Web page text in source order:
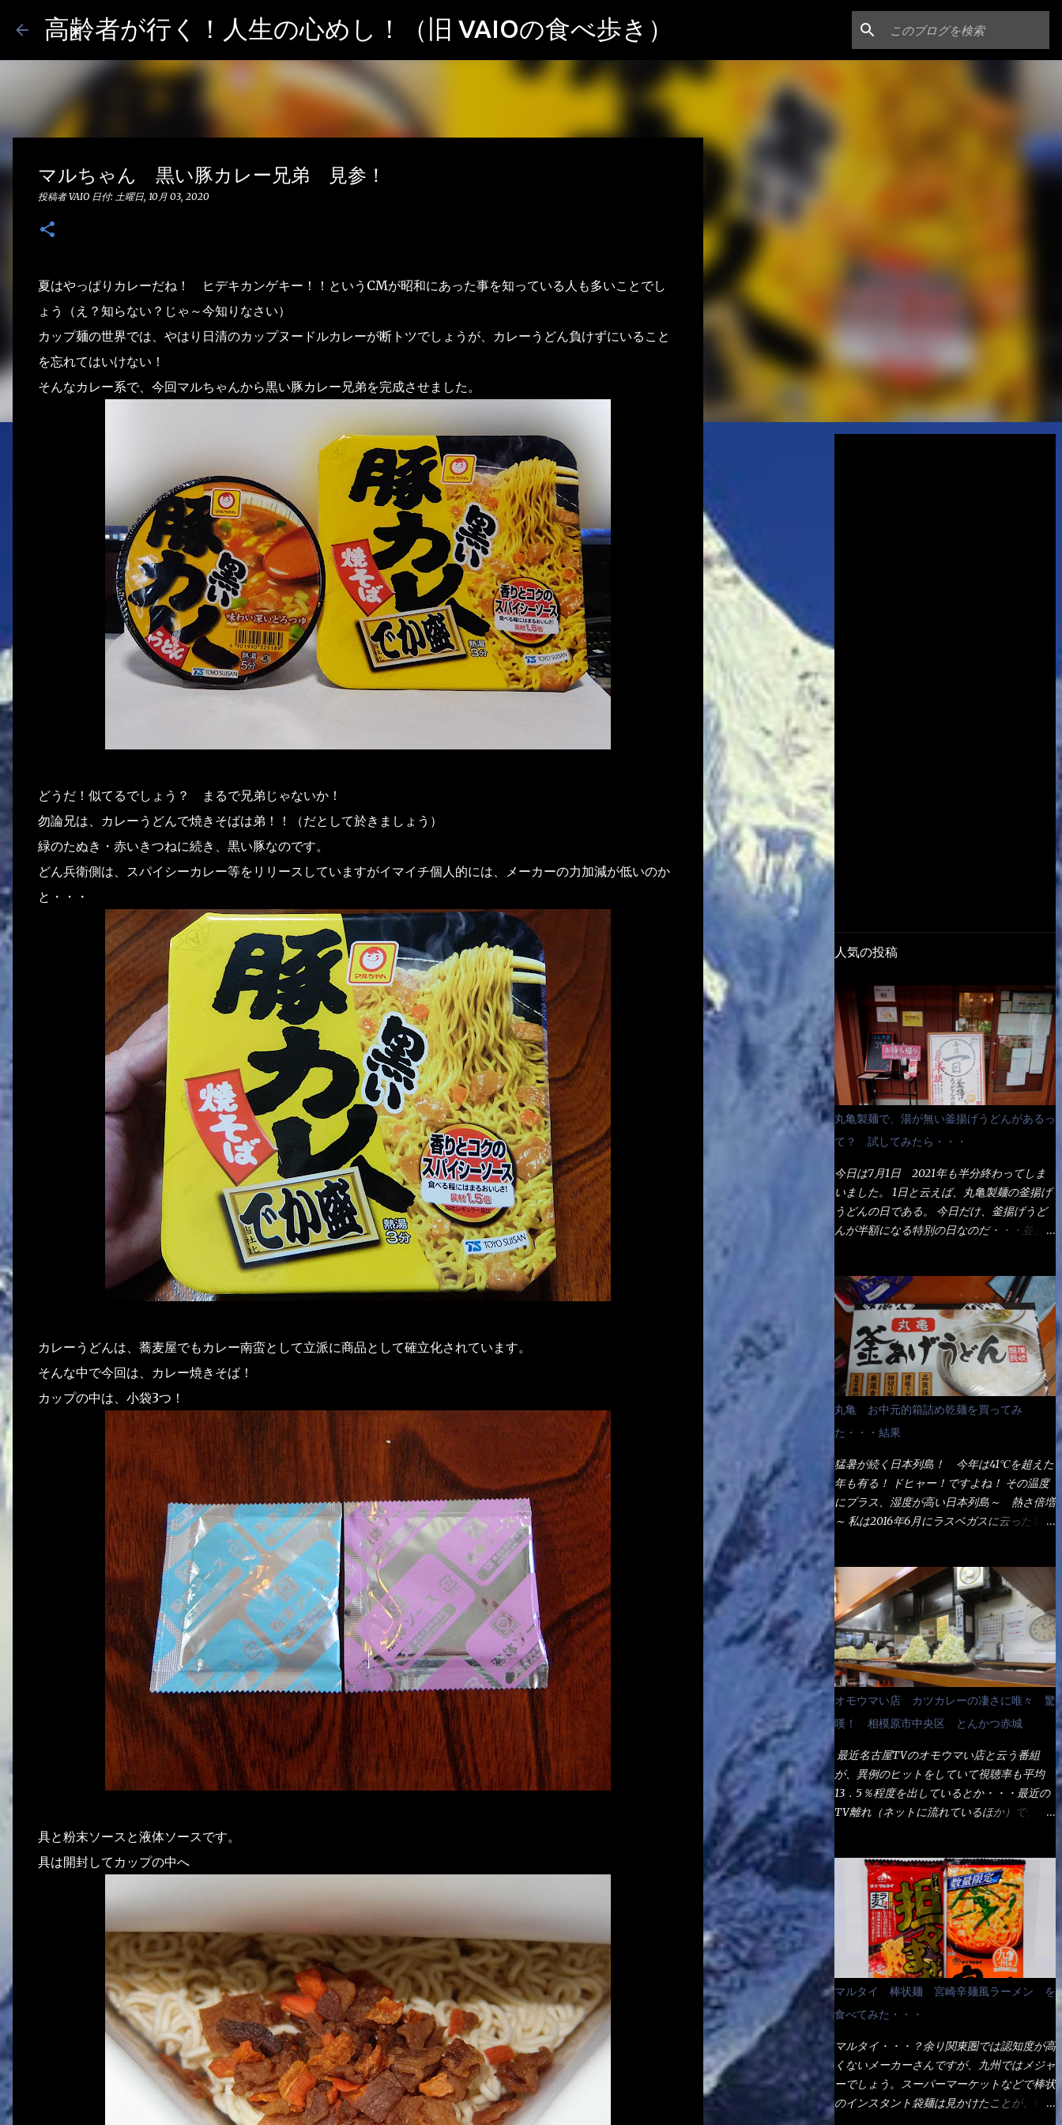
スキップしてメイン コンテンツに移動
高齢者が行く！人生の心めし！（旧 VAIOの食べ歩き）
マルちゃん 黒い豚カレー兄弟 見参！
投稿者VAIO 日付: 土曜日, 10月 03, 2020
夏はやっぱりカレーだね！ ヒデキカンゲキー！！というCMが昭和にあった事を知っている人も多いことでし
ょう（え？知らない？じゃ～今知りなさい）
カップ麺の世界では、やはり日清のカップヌードルカレーが断トツでしょうが、カレーうどん負けずにいること
を忘れてはいけない！
そんなカレー系で、今回マルちゃんから黒い豚カレー兄弟を完成させました。
どうだ！似てるでしょう？ まるで兄弟じゃないか！
勿論兄は、カレーうどんで焼きそばは弟！！（だとして於きましょう）
緑のたぬき・赤いきつねに続き、黒い豚なのです。
どん兵衛側は、スパイシーカレー等をリリースしていますがイマイチ個人的には、メーカーの力加減が低いのか
と・・・
カレーうどんは、蕎麦屋でもカレー南蛮として立派に商品として確立化されています。
そんな中で今回は、カレー焼きそば！
カップの中は、小袋3つ！
具と粉末ソースと液体ソースです。
具は開封してカップの中へ
人気の投稿
丸亀製麺で、湯が無い釜揚げうどんがあるっ
て？ 試してみたら・・・
今日は7月1日 2021年も半分終わってしま
いました。 1日と云えば、丸亀製麺の釜揚げ
うどんの日である。 今日だけ、釜揚げうど
んが半額になる特別の日なのだ・・・並盛
いことが2つある！ 1つめは釜揚げうどんの
湯が無い注文が通るか？ 釜揚げうどんは、
木の桶に茹で湯と共に＜うどん＞が泳いでる
～ でもコレって食べきるまで湯に浸かって
いるわけで、最初と最後では麺の固さという
かコシが違う！ だったら湯なんか要らない
じゃん！ 茹で上げ直後の麺だけいいよ！と
なるでしょう。 事前にググって調べたら、
やっぱり＜湯無し＞注文は、裏注文方法とし
てあるらしい。 それと店員によっては、理
解出来ない者も居るらしい云う事。 そこで
ランチ混雑前に、行くのが店への配慮でもあ
る。 11:20 店内に入り・・・『釜揚げうど
し？』（これだ全く理解していないな） す
ると茹で方の若い女性店員が『いい！い
い！！』とオッサンを向こうへやった。 で
サッサと、木桶を用意してうどんだけ入れて
出して来ました。 な～るほど、この事
か・・・ で今日の2021年後半1回目のサラメ
シです。 見事に木桶には湯が入っていな
い、UDONだけです。 しかし、この木桶デ
カイなぁ～ 試したいこと残りの1つが＜得＞
大しか食べていないからね、得がどれくらい
の満腹度になるのか？ この得サイズの木桶
は、銭湯で使う洗い桶サイズだなぁ～ この
木桶サイズに、満々と湯が注がれていたら食
これなら茹で上がった直後のままで、食べ進
められるじゃないか！ 別皿で、葱と天かす
を満タンに用意して、山葵も2つ。 それに湯
が無い利点として、汁が薄まらない！ これ
だよ、これ！！ 湯があると、うどんと共に
汁の方へ湯までも入ってしまう。つまりラー
メンの麺にスープが絡む現象ですな。 結
局、伸びずに汁も薄らむこともなく・・最後
の方で＜だし汁＞を少し追加しました。 腹
収まったし満足達成度100％ 苦しいと云う事
も無いな！ まだ鶏天1個位は入りそうだ
ね。 と云う事で、今回＜釜揚げうどんの湯
無し＞を試したら、確...
丸亀 お中元的箱詰め乾麺を買ってみ
た・・・結果
猛暑が続く日本列島！ 今年は41℃を超えた
年も有る！ ドヒャー！ですよね！ その温度
にプラス、湿度が高い日本列島～ 熱さ倍増
～ 私は2016年6月にラスベガスに云った事が
無いね） 処で今日は何だ！？これです。 丸
亀 釜あげうどん！ 日本には、お中元とお
歳暮という古来からの風習がある。 お中元
は、丁度お盆の夏場に日頃お世話になってい
る方への＜ご挨拶＞としての贈り物の習慣で
す。 今では、大分廃れてしまっているか
と・・・小生もお中元やお歳暮など送った事
は無い！（キッパリ） まぁ～この慣習が残
っているのは、官公庁や超大手企業戦士（昇
進目的）などの世界でしょう。 要は、ゴマ
スリ・・・てな感じかな。 丸亀製麺と云え
ば、大阪誕生→全国区（北海道と沖縄は？）
へ広がった、讃岐饂飩チェーン店大手といっ
舗に寄って違う！と云う人も居るらしい・・
そんな大手讃岐饂飩チェーン店と関係がある
のか？ 箱詰め乾麺！ このパッケージから
すれば、間違いなく贈答用目的でしょう。
そんな贈答用箱詰め饂飩・・・またもやメガ
ドンキで発見し購入！ 中身は、この様な状
態です。 乾麺の束が6束／一パックになって
おり、それが3袋入りです。 18束入りという
わけですね！900ｇの容量となり、1束／50
Amazonで1280円と云った感じです。 で私
は幾らで、メガドンキでゲットしたかって？
それは非常に言いづらい・・・色々と各方面
へ忖度して、激安だったとだけ申し上げまし
オモウマい店 カツカレーの凄さに唯々 驚
嘆！ 相模原市中央区 とんかつ赤城
最近名古屋TVのオモウマい店と云う番組
が、異例のヒットをしていて視聴率も平均
13．5％程度を出しているとか・・・最近の
TV離れ（ネットに流れているほか）で、こ
あった！ とんかつ赤城！ 老齢の女性がメ
インで調理場を仕切、老齢の男性が脇をサポ
ートし最近は若い女性がオーダーや片付けを
担当している。 まずはこれを見て欲しい！
カウンターに置かれた＜お皿＞である。 直
ぐに気づいたでしょう！ 何かキャベツが山
じゃないか！？ ハイ、山です。 これが標
準なのです。 普通のとんかつ屋のキャベツ
と比べたら、10人前ほどあるか？ 値段的に
は、メイン（主流は1,000超）＋定食セット
350円程と値段的には、それ程では安い訳で
も無いが、客足が絶えない人気店である。
そんなメニューのなかで、リーズナブルで頂
マルタイ 棒状麺 宮崎辛麺風ラーメン を
食べてみた・・・
マルタイ・・・？余り関東圏では認知度が高
くないメーカーさんですが、九州ではメジャ
ーでしょう。スーパーマーケットなどで棒状
のインスタント袋麺は見かけたことが、1度